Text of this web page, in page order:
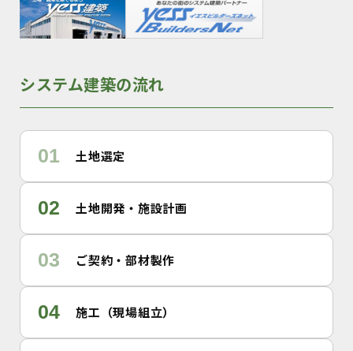
システム建築の流れ
01 土地選定
02 土地開発・施設計画
03 ご契約・部材製作
04 施工（現場組立）